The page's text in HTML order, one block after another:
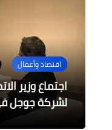
اقتصاد وأعمال
اجتماع وزير
لشركة جوجل
التعليم
حبًّا ووفاءً
يكرمون
التعليم
كلية اللغة
بذكرى المولد
الرياضة
جدول مباريات
الثامن
مقالات
جفاف الزواج